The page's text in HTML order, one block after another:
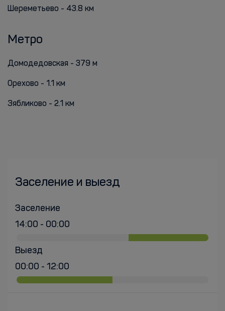
Шереметьево - 43.8 км
Метро
Домодедовская - 379 м
Орехово - 1.1 км
Зябликово - 2.1 км
Заселение и выезд
Заселение
14:00 - 00:00
Выезд
00:00 - 12:00